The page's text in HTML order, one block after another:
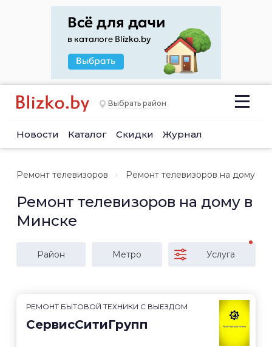
Выбрать район
Новости Каталог Скидки Журнал
Ремонт телевизоров Ремонт телевизоров на дому
Ремонт телевизоров на дому в
Минске
Район Метро Услуга
РЕМОНТ БЫТОВОЙ ТЕХНИКИ С ВЫЕЗДОМ
СервисСитиГрупп